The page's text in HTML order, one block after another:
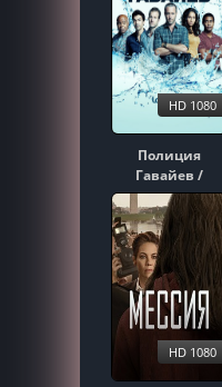
Полиция
Гавайев /
Гавайи 5-0
1,2,3,4,5,6,7,8,9,10
сезон (2010)
HD 1080
HD 1080